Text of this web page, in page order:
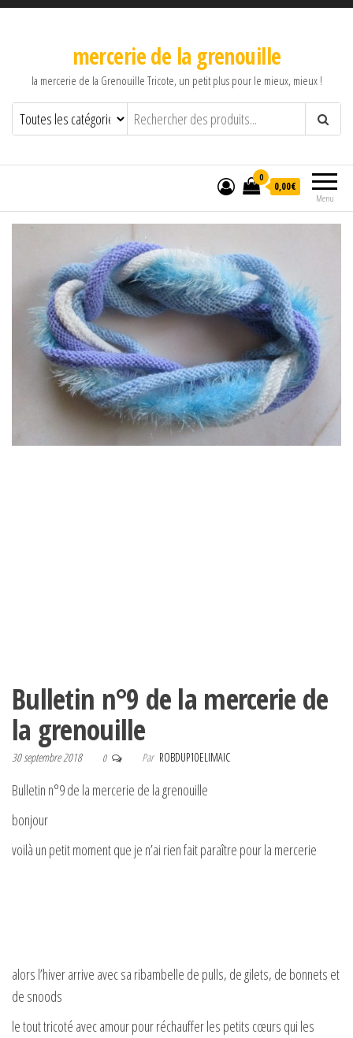
mercerie de la grenouille
la mercerie de la Grenouille Tricote, un petit plus pour le mieux, mieux !
Menu
0
0,00€
Bulletin n°9 de la mercerie de
la grenouille
30 septembre 2018 0 Par ROBDUP10ELIMAIC
Bulletin n°9 de la mercerie de la grenouille
bonjour
voilà un petit moment que je n’ai rien fait paraître pour la mercerie
alors l’hiver arrive avec sa ribambelle de pulls, de gilets, de bonnets et
de snoods
le tout tricoté avec amour pour réchauffer les petits cœurs qui les